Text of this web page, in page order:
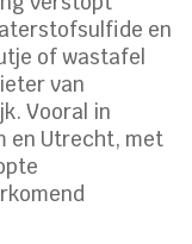
en
of wastafel
van
Vooral in
en Utrecht, met